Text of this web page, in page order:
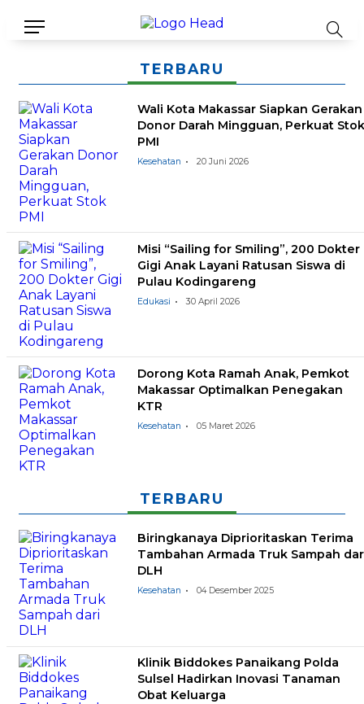
TERBARU
Wali Kota Makassar Siapkan Gerakan
Donor Darah Mingguan, Perkuat Stok
PMI
Kesehatan 20 Juni 2026
Misi “Sailing for Smiling”, 200 Dokter
Gigi Anak Layani Ratusan Siswa di
Pulau Kodingareng
Edukasi 30 April 2026
Dorong Kota Ramah Anak, Pemkot
Makassar Optimalkan Penegakan
KTR
Kesehatan 05 Maret 2026
TERBARU
Biringkanaya Diprioritaskan Terima
Tambahan Armada Truk Sampah
DLH
Kesehatan 04 Desember 2025
Klinik Biddokes Panaikang Polda
Sulsel Hadirkan Inovasi Tanaman
Obat Keluarga